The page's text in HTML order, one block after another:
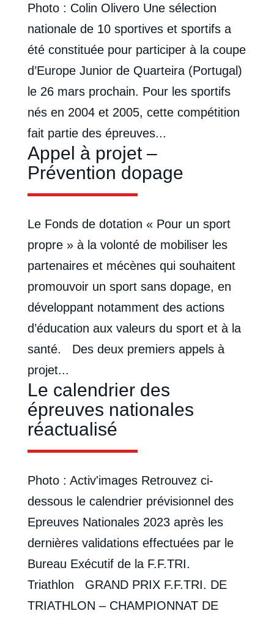
Photo : Colin Olivero Une sélection
nationale de 10 sportives et sportifs a
été constituée pour participer à la coupe
d’Europe Junior de Quarteira (Portugal)
le 26 mars prochain. Pour les sportifs
nés en 2004 et 2005, cette compétition
fait partie des épreuves...
Appel à projet –
Prévention dopage
Le Fonds de dotation « Pour un sport
propre » à la volonté de mobiliser les
partenaires et mécènes qui souhaitent
promouvoir un sport sans dopage, en
développant notamment des actions
d’éducation aux valeurs du sport et à la
santé. Des deux premiers appels à
projet...
Le calendrier des
épreuves nationales
réactualisé
Photo : Activ'images Retrouvez ci-
dessous le calendrier prévisionnel des
Epreuves Nationales 2023 après les
dernières validations effectuées par le
Bureau Exécutif de la F.F.TRI.
Triathlon GRAND PRIX F.F.TRI. DE
TRIATHLON – CHAMPIONNAT DE